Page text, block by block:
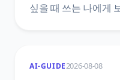
싶을 때 쓰는 나에게
설계까지 카카오 공식
AI-GUIDE2026-08-08